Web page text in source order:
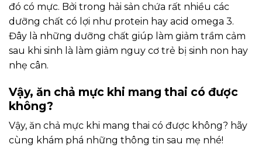
đó có mực. Bởi trong hải sản chứa rất nhiều các
dưỡng chất có lợi như protein hay acid omega 3.
Đây là những dưỡng chất giúp làm giảm trầm cảm
sau khi sinh là làm giảm nguy cơ trẻ bị sinh non hay
nhẹ cân.
Vậy, ăn chả mực khi mang thai có được
không?
Vậy, ăn chả mực khi mang thai có được không? hãy
cùng khám phá những thông tin sau mẹ nhé!